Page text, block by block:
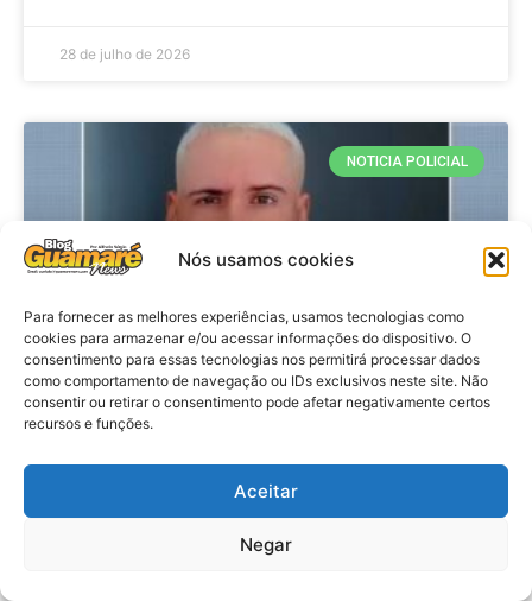
Nós usamos cookies
Para fornecer as melhores experiências, usamos tecnologias como
cookies para armazenar e/ou acessar informações do dispositivo. O
consentimento para essas tecnologias nos permitirá processar dados
como comportamento de navegação ou IDs exclusivos neste site. Não
consentir ou retirar o consentimento pode afetar negativamente certos
recursos e funções.
Aceitar
Negar
28 de julho de 2026
NOTICIA POLICIAL
Policia: Suspeito de matar homem
em hotel de João Pessoa se
apresenta à polícia em Caicó